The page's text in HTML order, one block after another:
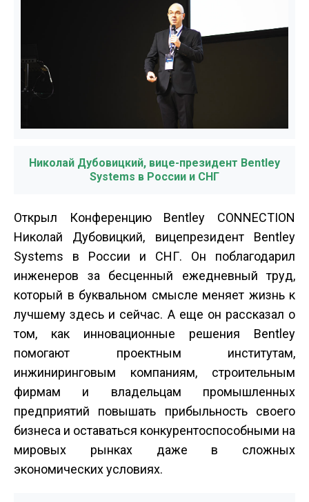
Николай Дубовицкий, вице-президент Bentley
Systems в России и СНГ
Открыл Конференцию Bentley CONNECTION
Николай Дубовицкий, вице­президент Bentley
Systems в России и СНГ. Он поблагодарил
инженеров за бесценный ежедневный труд,
который в буквальном смысле меняет жизнь к
лучшему здесь и сейчас. А еще он рассказал о
том, как инновационные решения Bentley
помогают проектным институтам,
инжиниринговым компаниям, строительным
фирмам и владельцам промышленных
предприятий повышать прибыльность своего
бизнеса и оставаться конкурентоспособными на
мировых рынках даже в сложных
экономических условиях.